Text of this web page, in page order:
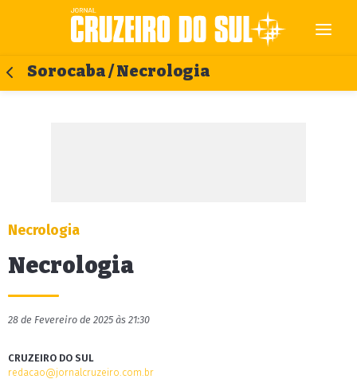
Sorocaba / Necrologia
Necrologia
Necrologia
28 de Fevereiro de 2025 às 21:30
CRUZEIRO DO SUL
redacao@jornalcruzeiro.com.br